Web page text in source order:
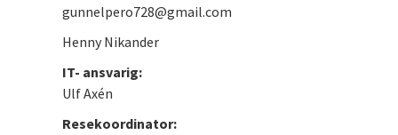
gunnelpero728@gmail.com
Henny Nikander
IT- ansvarig:
Ulf Axén
Resekoordinator: